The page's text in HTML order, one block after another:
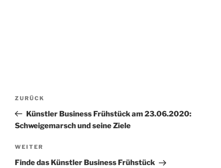
Beitrags-
Vorheriger
Beitrag
ZURÜCK
Künstler Business Frühstück am 23.06.2020:
Schweigemarsch und seine Ziele
Nächster
Beitrag
WEITER
Finde das Künstler Business Frühstück